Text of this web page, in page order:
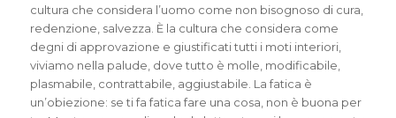
cultura che considera l’uomo come non bisognoso di cura,
redenzione, salvezza. È la cultura che considera come
degni di approvazione e giustificati tutti i moti interiori,
viviamo nella palude, dove tutto è molle, modificabile,
plasmabile, contrattabile, aggiustabile. La fatica è
un’obiezione: se ti fa fatica fare una cosa, non è buona per